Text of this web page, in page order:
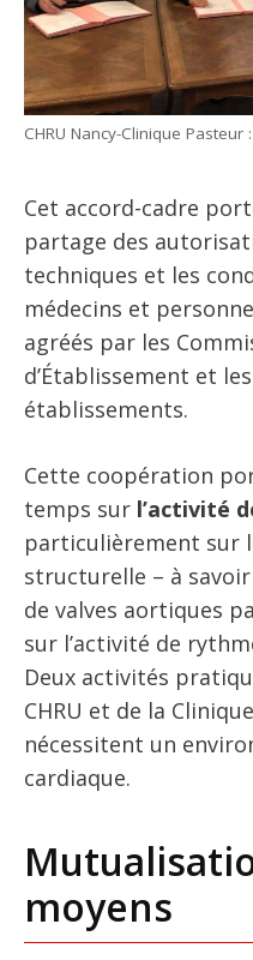
CHRU Nancy-Clinique
Cet accord-cadre
partage des
techniques et les
médecins et
agréés par les
d’Établissement et
établissements.
Cette coopération
temps sur l’activité
particulièrement sur
structurelle – à
de valves aortiques
sur l’activité de
Deux activités
CHRU et de la
nécessitent un
cardiaque.
moyens